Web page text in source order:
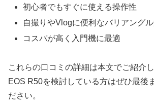
初心者でもすぐに使える操作性
自撮りやVlogに便利なバリアング
コスパが高く入門機に最適
これらの口コミの詳細は本文でご紹介し
EOS R50を検討している方はぜひ最後
ださい。